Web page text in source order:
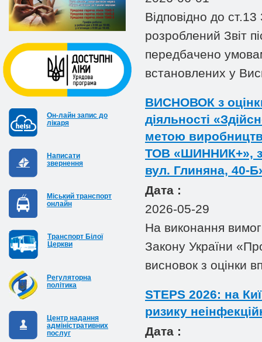
Он-лайн запис до
лікаря
Написати
звернення
Міський транспорт
онлайн
Транспорт Білої
Церкви
Регуляторна
політика
Центр надання
адміністративних
послуг
Відповідно до
розроблений Звіт
передбачено
встановлених у
ВИСНОВОК з
діяльності
метою
ТОВ «ШИННИК+»,
вул. Глиняна, 40-
Дата :
2026-05-29
На виконання вимог
Закону України
висновок з оцінки
STEPS 2026: на
ризику
Дата :